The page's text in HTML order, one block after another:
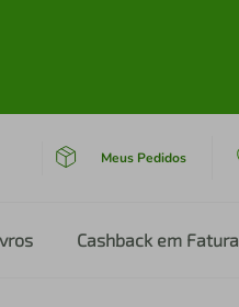
Meus Pedidos
Cashback em Fatura